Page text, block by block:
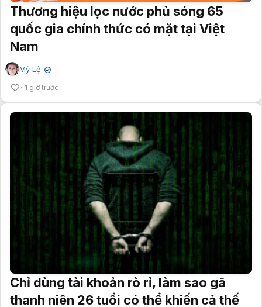
Thương hiệu lọc nước phủ sóng 65
quốc gia chính thức có mặt tại Việt
Nam
Mỹ Lệ ✔
1 giờ trước
Chỉ dùng tài khoản rò rỉ, làm sao gã
thanh niên 26 tuổi có thể khiến cả thế